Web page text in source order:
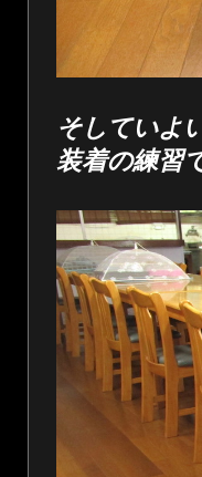
そしていよ
装着の練習